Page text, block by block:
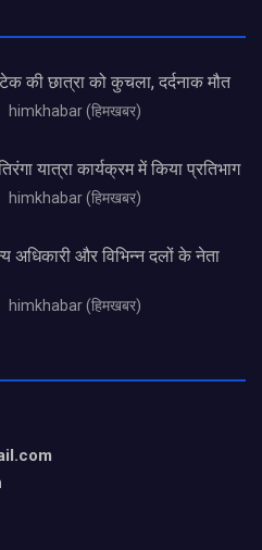
की छात्रा को कुचला, दर्दनाक मौत
himkhabar (हिमखबर)
यात्रा कार्यक्रम में किया प्रतिभाग
himkhabar (हिमखबर)
अधिकारी और विभिन्न दलों के नेता
himkhabar (हिमखबर)